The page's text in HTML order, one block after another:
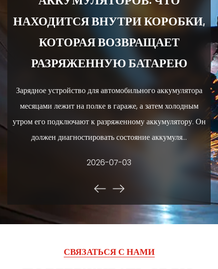
НАХОДИТСЯ ВНУТРИ КОРОБКИ,
КОТОРАЯ ВОЗВРАЩАЕТ
РАЗРЯЖЕННУЮ БАТАРЕЮ
Зарядное устройство для автомобильного аккумулятора
месяцами лежит на полке в гараже, а затем холодным
утром его подключают к разряженному аккумулятору. Он
должен диагностировать состояние аккумуля...
2026-07-03
СВЯЗАТЬСЯ С НАМИ